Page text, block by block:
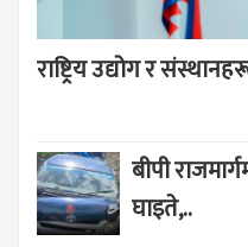
राष्ट्रिय उद्योग र
बीपी
घाइते,..